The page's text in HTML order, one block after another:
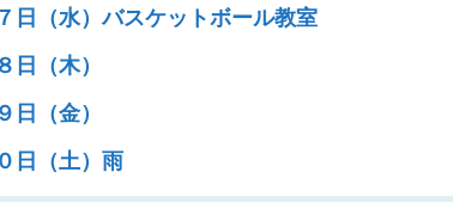
日（水）バスケットボール教室
日（木）
日（金）
日（土）雨